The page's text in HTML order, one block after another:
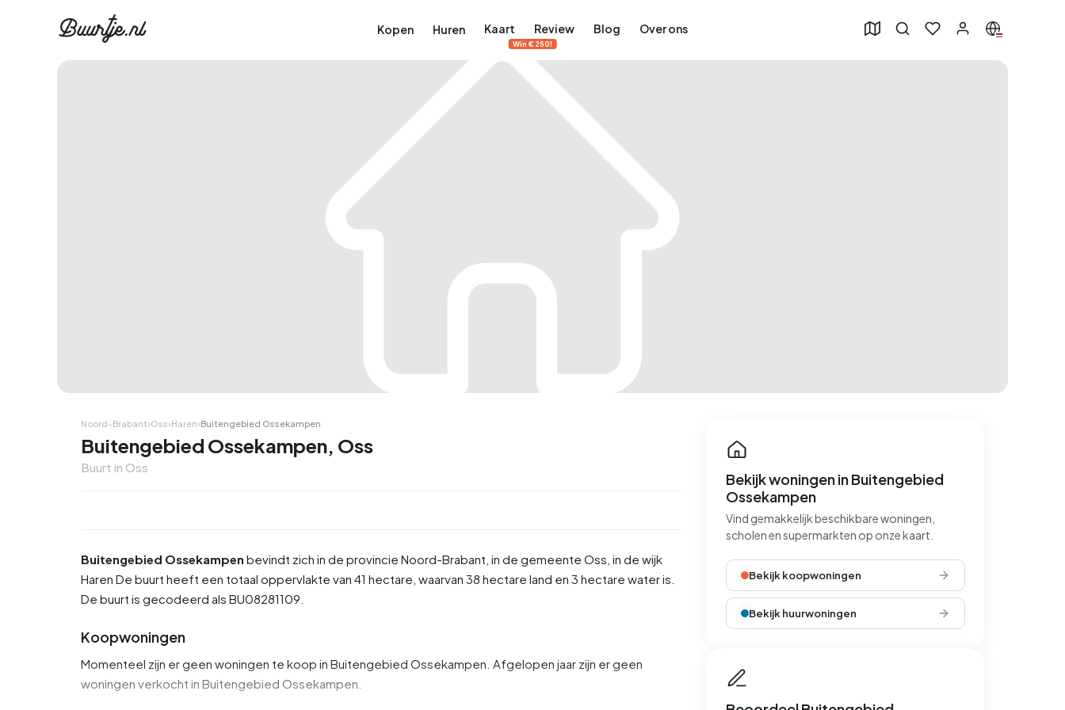
Kopen Huren Kaart Review
Win €250!
Blog Over ons
Noord-Brabant›Oss›Haren›Buitengebied Ossekampen
Buitengebied Ossekampen, Oss
Buurt in Oss
Buitengebied Ossekampen bevindt zich in de provincie Noord-Brabant , in de gemeente Oss , in de wijk
Haren De buurt heeft een totaal oppervlakte van 41 hectare, waarvan 38 hectare land en 3 hectare water is.
De buurt is gecodeerd als BU08281109.
Koopwoningen
Momenteel zijn er geen woningen te koop in Buitengebied Ossekampen. Afgelopen jaar zijn er geen
woningen verkocht in Buitengebied Ossekampen.
Bekijk woningen in Buitengebied
Ossekampen
Vind gemakkelijk beschikbare woningen,
scholen en supermarkten op onze kaart.
Bekijk koopwoningen
Bekijk huurwoningen